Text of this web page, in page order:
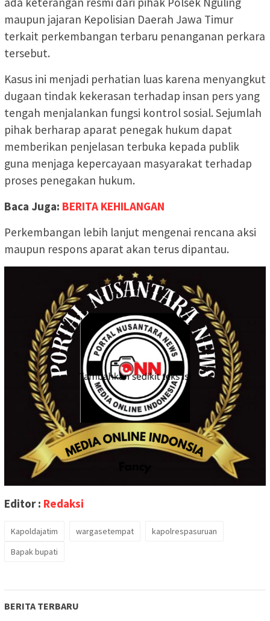
maupun jajaran Kepolisian Daerah Jawa Timur
terkait perkembangan terbaru penanganan perkara
tersebut.
Kasus ini menjadi perhatian luas karena menyangkut
dugaan tindak kekerasan terhadap insan pers yang
tengah menjalankan fungsi kontrol sosial. Sejumlah
pihak berharap aparat penegak hukum dapat
memberikan penjelasan terbuka kepada publik
guna menjaga kepercayaan masyarakat terhadap
proses penegakan hukum.
Baca Juga: BERITA KEHILANGAN
Perkembangan lebih lanjut mengenai rencana aksi
maupun respons aparat akan terus dipantau.
Editor : Redaksi
Kapoldajatim wargasetempat
kapolrespasuruan
Bapak bupati
BERITA TERBARU